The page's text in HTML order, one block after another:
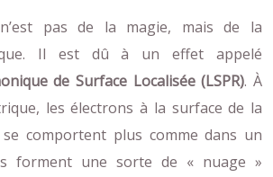
pas de la magie, mais de la
Il est dû à un effet appelé
de Surface Localisée (LSPR). À
les électrons à la surface de la
comportent plus comme dans un
forment une sorte de « nuage »